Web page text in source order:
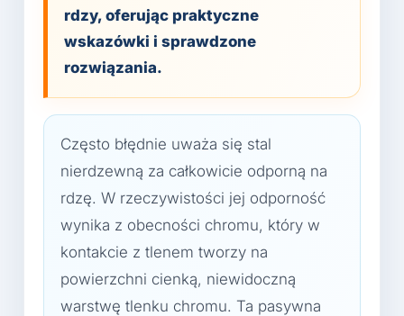
rdzy, oferując praktyczne
wskazówki i sprawdzone
rozwiązania.
Często błędnie uważa się stal
nierdzewną za całkowicie odporną na
rdzę. W rzeczywistości jej odporność
wynika z obecności chromu, który w
kontakcie z tlenem tworzy na
powierzchni cienką, niewidoczną
warstwę tlenku chromu. Ta pasywna